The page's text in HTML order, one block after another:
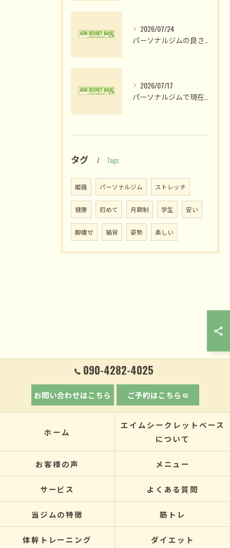
2026/07/24
2026/07/17
タグ Tags
姫路 パーソナルジム ストレッチ
健康 初めて 月額制 学生 安い
脚痩せ 猫背 姿勢 楽しい
090-4282-4025
お問い合わせはこちら ご予約はこちら
ホーム
エイムシークレットベース
について
お客様の声 メニュー
サービス よくある質問
当ジムの特徴 筋トレ
体幹トレーニング ダイエット